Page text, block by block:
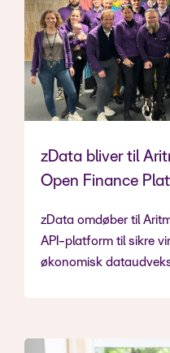
zData bliver til
Open Finance
zData omdøber til
API-platform til sikre
økonomisk